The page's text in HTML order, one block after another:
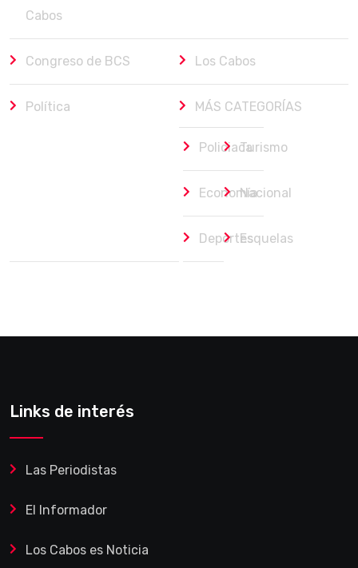
Cabos
Congreso de BCS Los Cabos
Política MÁS CATEGORÍAS
PoliciacaTurismo
EconomíaNacional
DeportesEsquelas
Links de interés
Las Periodistas
El Informador
Los Cabos es Noticia